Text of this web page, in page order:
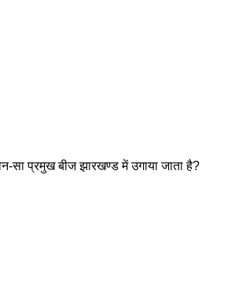
सा प्रमुख बीज झारखण्ड में उगाया जाता है?